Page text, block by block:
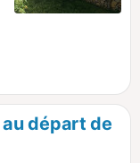
au départ de